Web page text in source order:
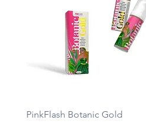
Ātrais skats
PinkFlash Botanic Gold